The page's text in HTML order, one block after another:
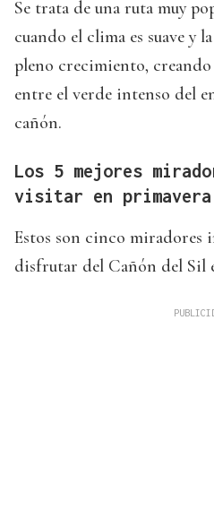
Se trata de una ruta muy
cuando el clima es suave y
pleno crecimiento,
entre el verde intenso del
cañón.
Los 5 mejores
visitar en primavera
Estos son cinco miradores
disfrutar del Cañón del Sil